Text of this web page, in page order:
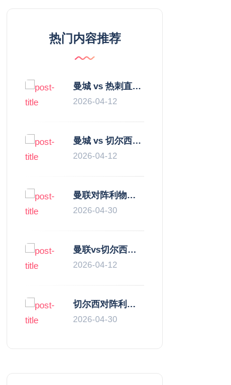
热门内容推荐
曼城 vs 热刺直播：瓜迪奥拉的“无锋阵”是天才设计还是自废武功？
2026-04-12
曼城 vs 切尔西直播复盘：瓜帅的“伪九”陷阱，如何绞杀蓝军的“三中卫”？
2026-04-12
曼联对阵利物浦，老特拉福德的红色心跳与蓝色暗涌
2026-04-30
曼联vs切尔西直播复盘：滕哈赫的“伪高位”与波切蒂诺的“无锋阵”，谁更拧巴？
2026-04-12
切尔西对阵利物浦，一场蓝红血脉里的恩怨与忠诚
2026-04-30